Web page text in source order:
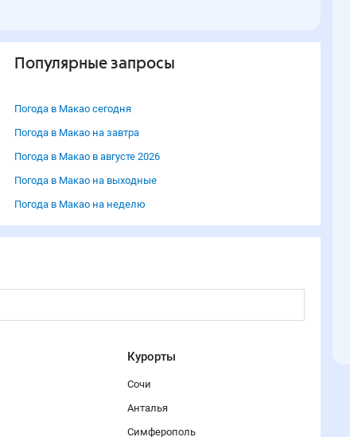
Популярные запросы
Погода в Макао сегодня
Погода в Макао на завтра
Погода в Макао в августе 2026
Погода в Макао на выходные
Погода в Макао на неделю
Курорты
Сочи
Анталья
Симферополь